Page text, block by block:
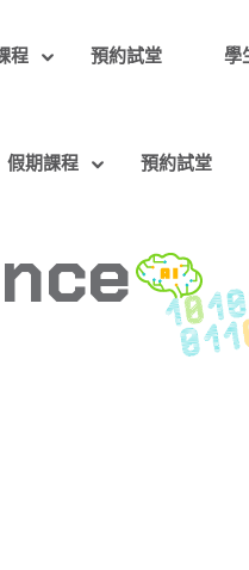
程 預約試堂 學
假期課程 預約試堂